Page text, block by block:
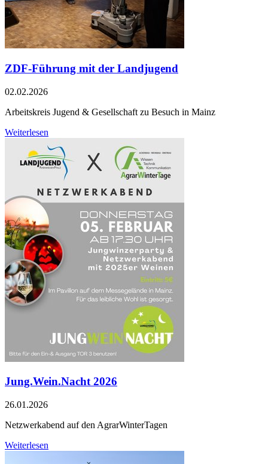
ZDF-Führung mit der Landjugend
02.02.2026
Arbeitskreis Jugend & Gesellschaft zu Besuch in Mainz
Weiterlesen
Jung.Wein.Nacht 2026
26.01.2026
Netzwerkabend auf den AgrarWinterTagen
Weiterlesen